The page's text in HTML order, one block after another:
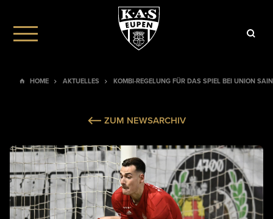
HOME AKTUELLES KOMBI-REGELUNG FÜR DAS SPIEL BEI UNION
ZUM NEWSARCHIV